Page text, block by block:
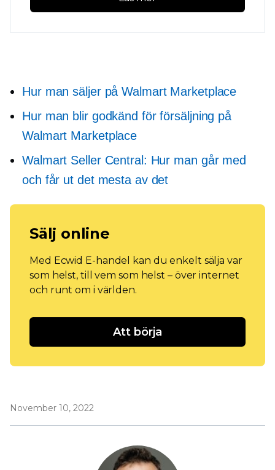
Hur man säljer på Walmart Marketplace
Hur man blir godkänd för försäljning på
Walmart Marketplace
Walmart Seller Central: Hur man går med
och får ut det mesta av det
Sälj online
Med Ecwid E-handel kan du enkelt sälja var
som helst, till vem som helst – över internet
och runt om i världen.
Att börja
November 10, 2022